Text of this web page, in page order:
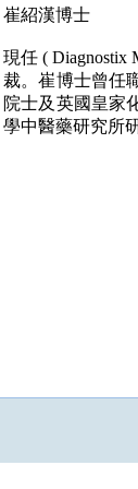
崔紹漢博士
現任 ( Diagnostix
裁。崔博士曾任
院士及英國皇家
學中醫藥研究所